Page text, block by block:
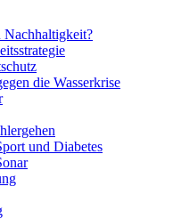
Nachhaltigkeit?
die Wasserkrise
und Diabetes